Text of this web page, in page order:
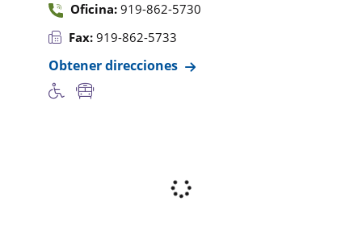
Oficina: 919-862-5730
Fax: 919-862-5733
Obtener direcciones